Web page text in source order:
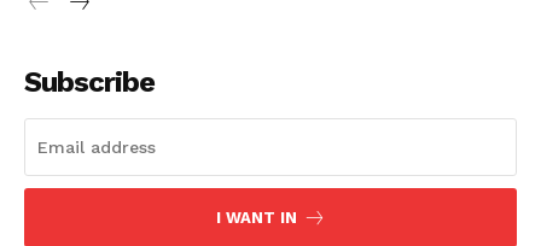
Subscribe
I WANT IN